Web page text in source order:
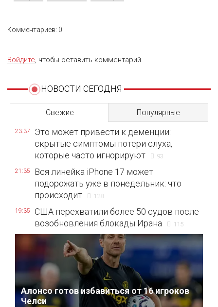
Комментариев: 0
Войдите, чтобы оставить комментарий.
НОВОСТИ СЕГОДНЯ
Свежие Популярные
23:37
Это может привести к деменции:
скрытые симптомы потери слуха,
которые часто игнорируют
93
21:35
Вся линейка iPhone 17 может
подорожать уже в понедельник: что
происходит
128
19:35
США перехватили более 50 судов после
возобновления блокады Ирана
115
Алонсо готов избавиться от 16 игроков
Челси